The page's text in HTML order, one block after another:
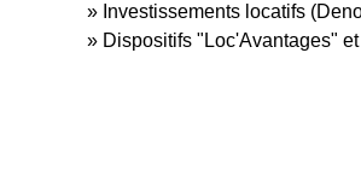
Investissements locatifs
Dispositifs "Loc'Avantages"